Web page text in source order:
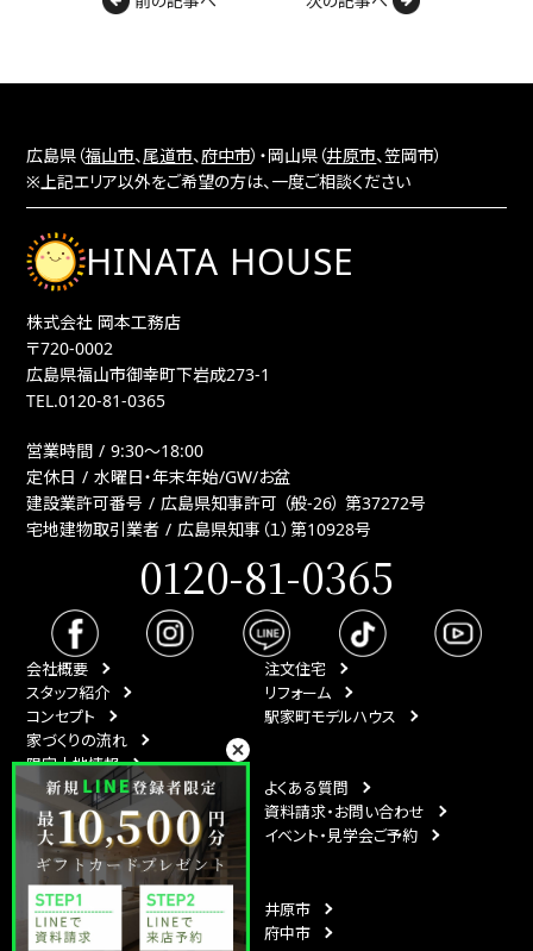
広島県（福山市、尾道市、府中市）・岡山県（井原市、笠岡市）
※上記エリア以外をご希望の方は、一度ご相談ください
HINATA HOUSE
株式会社 岡本工務店
〒720-0002
広島県福山市御幸町下岩成273-1
TEL.0120-81-0365
営業時間
9:30〜18:00
定休日
水曜日・年末年始/GW/お盆
建設業許可番号
広島県知事許可 （般-26） 第37272号
宅地建物取引業者
広島県知事（１）第10928号
0120-81-0365
会社概要
スタッフ紹介
コンセプト
家づくりの流れ
限定土地情報
注文住宅
リフォーム
駅家町モデルハウス
最新情報
イベント情報
スタッフブログ
月刊ひなたハウス
よくある質問
資料請求・お問い合わせ
イベント・見学会ご予約
エリア
福山市
井原市
尾道市
府中市